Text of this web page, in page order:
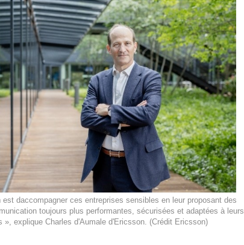
daccompagner ces entreprises sensibles en leur proposant des
toujours plus performantes, sécurisées et adaptées à leurs
», explique Charles d'Aumale d'Ericsson. (Crédit Ericsson)